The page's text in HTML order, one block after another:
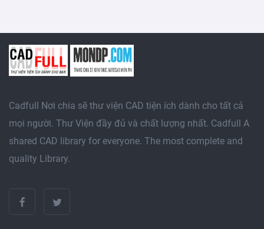
Cadfull Nơi chia sẽ thư viện CAD tiện ích dành cho tất cả
mọi người. Thư Viện đầy đủ và chất lượng nhất. Cadfull A
shared CAD library for everyone. The most complete and
quality Library.